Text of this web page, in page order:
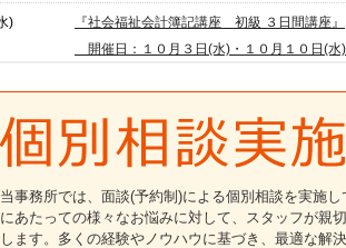
当事務所では、面談(予約制)による個別相談を実施
にあたっての様々なお悩みに対して、スタッフが親
します。多くの経験やノウハウに基づき、最適な解